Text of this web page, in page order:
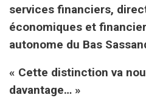
services financiers,
économiques et
autonome du Bas
« Cette distinction va
davantage… »